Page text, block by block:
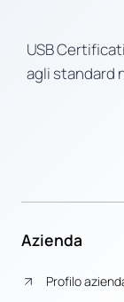
USB
agli standard
Azienda
Profilo